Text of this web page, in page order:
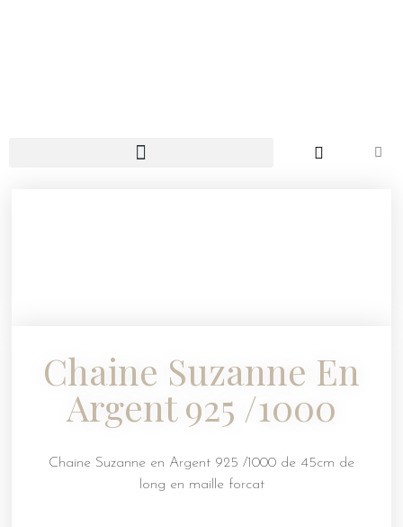
Chaine Suzanne En
Argent 925 /1000
Chaine Suzanne en Argent 925 /1000 de 45cm de
long en maille forcat